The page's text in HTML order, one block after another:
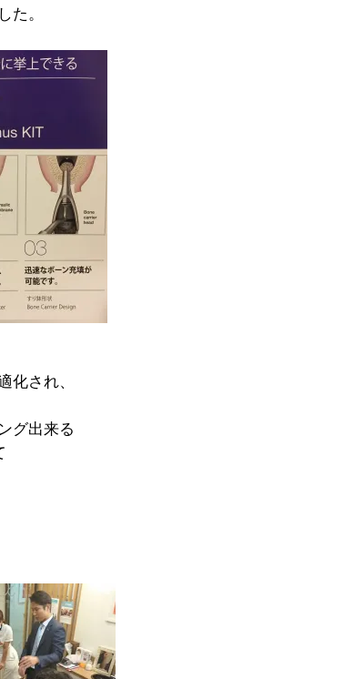
た。
化され、
グ出来る